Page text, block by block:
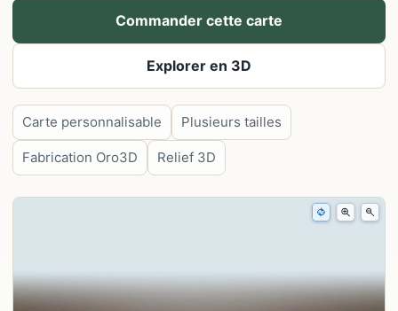
Commander cette carte
Explorer en 3D
Carte personnalisable Plusieurs tailles
Fabrication Oro3D Relief 3D